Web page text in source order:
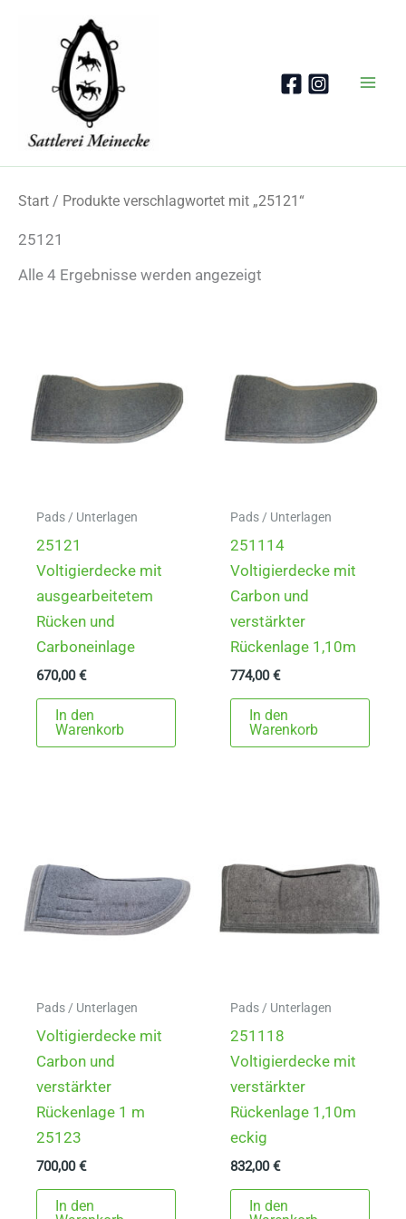
Start / Produkte verschlagwortet mit „25121“
25121
Alle 4 Ergebnisse werden angezeigt
Pads / Unterlagen
25121
Voltigierdecke mit
ausgearbeitetem
Rücken und
Carboneinlage
670,00€
In den
Warenkorb
Pads / Unterlagen
251114
Voltigierdecke mit
Carbon und
verstärkter
Rückenlage 1,10m
774,00€
In den
Warenkorb
Pads / Unterlagen
Voltigierdecke mit
Carbon und
verstärkter
Rückenlage 1 m
25123
700,00€
In den
Pads / Unterlagen
251118
Voltigierdecke mit
verstärkter
Rückenlage 1,10m
eckig
832,00€
In den